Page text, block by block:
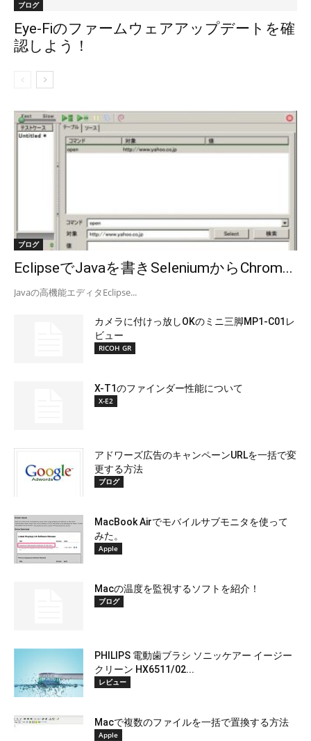
ブログ
Eye-Fiのファームウェアアップデートを確
認しよう！
ブログ
EclipseでJavaを書きSeleniumからChrom...
Javaの高機能エディタEclipse...
カメラに付けっ放しOKのミニ三脚MP1-C01レ
ビュー
RICOH GR
X-T1のファインダー性能について
X-E2
アドワーズ広告のキャンペーンURLを一括で変
更する方法
ブログ
MacBook Airでモバイルサブモニタを使って
みた。
Apple
Macの温度を監視するソフトを紹介！
ブログ
PHILIPS 電動歯ブラシ ソニッケアー イージー
クリーン HX6511/02...
レビュー
Macで複数のファイルを一括で置換する方法
Apple